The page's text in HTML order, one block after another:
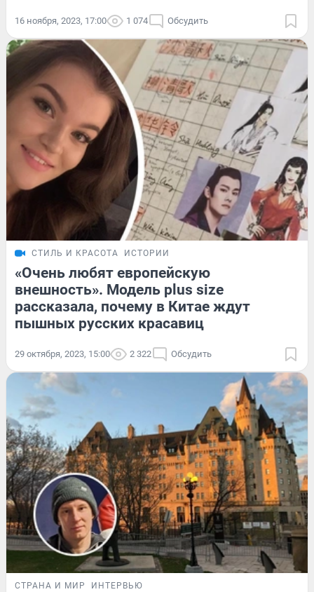
16 ноября, 2023, 17:00 1 074 Обсудить
СТИЛЬ И КРАСОТА ИСТОРИИ
«Очень любят европейскую
внешность». Модель plus size
рассказала, почему в Китае ждут
пышных русских красавиц
29 октября, 2023, 15:00 2 322 Обсудить
СТРАНА И МИР ИНТЕРВЬЮ